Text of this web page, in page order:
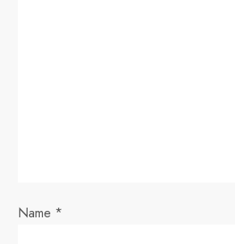
n
Name *